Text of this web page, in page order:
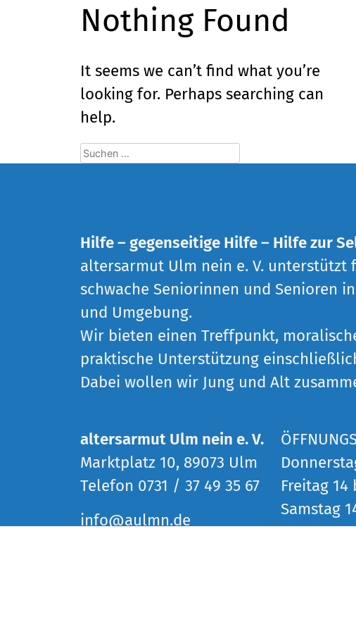
Nothing Found
It seems we can’t find what you’re
looking for. Perhaps searching can
help.
Suchen
Hilfe – gegenseitige Hilfe – Hilfe zur
altersarmut Ulm nein e. V. unterstützt
schwache Seniorinnen und Senioren
und Umgebung.
Wir bieten einen Treffpunkt,
praktische Unterstützung
Dabei wollen wir Jung und Alt
altersarmut Ulm nein e. V.
Marktplatz 10, 89073 Ulm
Telefon 0731 / 37 49 35 67
info@aulmn.de
Freitag 14
Samstag